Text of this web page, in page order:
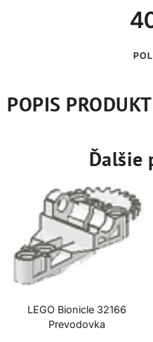
POPIS
Ďalšie
LEGO Bionicle 32166
Prevodovka